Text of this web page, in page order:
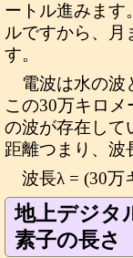
ートル進みます
ルですから、月
す。
電波は水の波
この30万キロ
の波が存在して
距離つまり、波
波長λ = (30万
地上デジタ
素子の長さ